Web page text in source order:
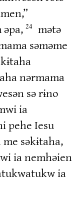
24
mətə
səməme
nərmama
sə rɨno
ia
pehe Iesu
səkɨtaha,
ia nemhəien
ia